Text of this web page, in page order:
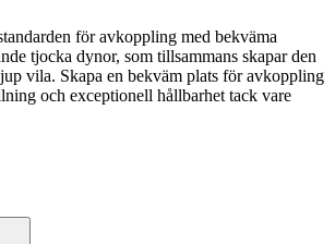
för avkoppling med bekväma
tjocka dynor, som tillsammans skapar den
vila. Skapa en bekväm plats för avkoppling
och exceptionell hållbarhet tack vare